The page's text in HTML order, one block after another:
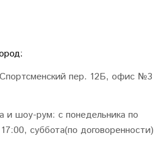
пер. 12Б, офис №3
и шоу-рум: с понедельника по
суббота(по договоренности)